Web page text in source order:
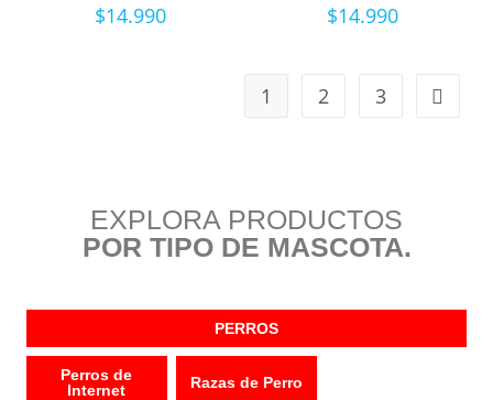
$14.990 $14.990
1 2 3
EXPLORA PRODUCTOS
POR TIPO DE MASCOTA.
PERROS
Perros de
Internet
Razas de Perro